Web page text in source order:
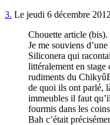
3. Le jeudi 6 décembre
Chouette article (bis).
Je me souviens
Siliconera qui
littéralement en stage
rudiments du
de quoi ils ont parlé,
immeubles il faut
fourmis dans les
Bah c’était